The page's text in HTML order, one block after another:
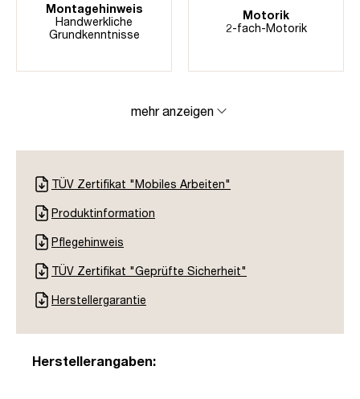
Montagehinweis
Handwerkliche
Grundkenntnisse
Motorik
2-fach-Motorik
mehr anzeigen
TÜV Zertifikat "Mobiles Arbeiten"
Produktinformation
Pflegehinweis
TÜV Zertifikat "Geprüfte Sicherheit"
Herstellergarantie
Herstellerangaben: